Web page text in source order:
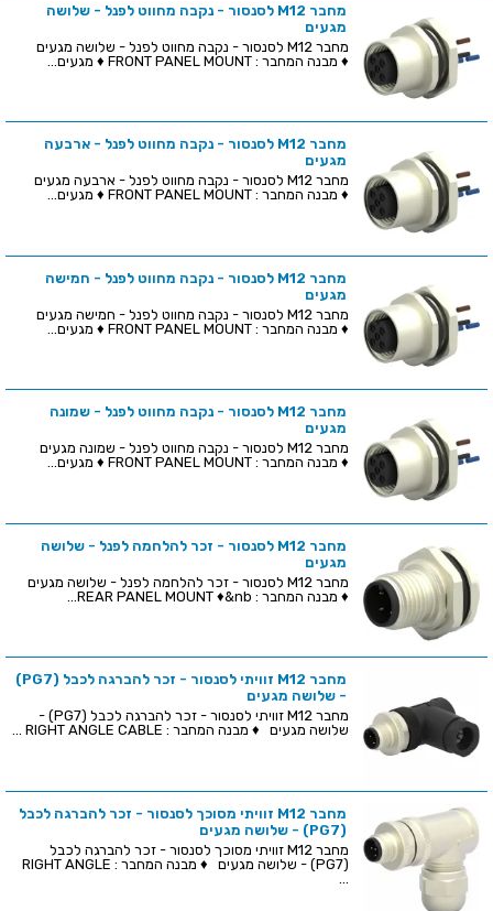
מחבר M12 לסנסור - נקבה מחווט לפנל - שלושה
מגעים
מחבר M12 לסנסור - נקבה מחווט לפנל - שלושה מגעים
♦ מבנה המחבר : FRONT PANEL MOUNT ♦ מגעים...
מחבר M12 לסנסור - נקבה מחווט לפנל - ארבעה
מגעים
מחבר M12 לסנסור - נקבה מחווט לפנל - ארבעה מגעים
♦ מבנה המחבר : FRONT PANEL MOUNT ♦ מגעים...
מחבר M12 לסנסור - נקבה מחווט לפנל - חמישה
מגעים
מחבר M12 לסנסור - נקבה מחווט לפנל - חמישה מגעים
♦ מבנה המחבר : FRONT PANEL MOUNT ♦ מגעים...
מחבר M12 לסנסור - נקבה מחווט לפנל - שמונה
מגעים
מחבר M12 לסנסור - נקבה מחווט לפנל - שמונה מגעים
♦ מבנה המחבר : FRONT PANEL MOUNT ♦ מגעים...
מחבר M12 לסנסור - זכר להלחמה לפנל - שלושה
מגעים
מחבר M12 לסנסור - זכר להלחמה לפנל - שלושה מגעים
♦ מבנה המחבר : REAR PANEL MOUNT ♦&nb...
מחבר M12 זוויתי לסנסור - זכר להברגה לכבל (PG7)
- שלושה מגעים
מחבר M12 זוויתי לסנסור - זכר להברגה לכבל (PG7) -
שלושה מגעים ♦ מבנה המחבר : RIGHT ANGLE CABLE ...
מחבר M12 זוויתי מסוכך לסנסור - זכר להברגה לכבל
(PG7) - שלושה מגעים
מחבר M12 זוויתי מסוכך לסנסור - זכר להברגה לכבל
(PG7) - שלושה מגעים ♦ מבנה המחבר : RIGHT ANGLE